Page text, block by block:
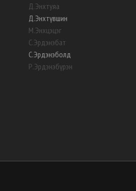
Д.Энхтуяа
Д.Энхтүвшин
М.Энхцэцэг
С.Эрдэнэбат
С.Эрдэнэболд
Р.Эрдэнэбүрэн